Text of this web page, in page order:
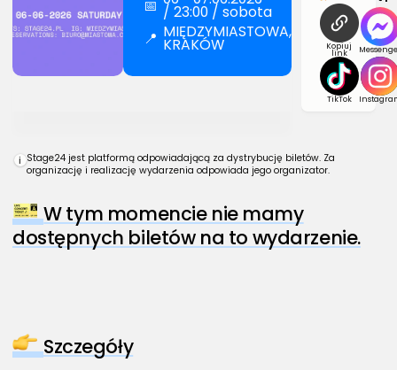
📅 / 23:00 / sobota
📍 MIĘDZYMIASTOWA,
KRAKÓW Kopiuj
link
TikTok
i Stage24 jest platformą odpowiadającą za dystrybucję biletów. Za
organizację i realizację wydarzenia odpowiada jego organizator.
W tym momencie nie mamy
dostępnych biletów na to wydarzenie.
Szczegóły